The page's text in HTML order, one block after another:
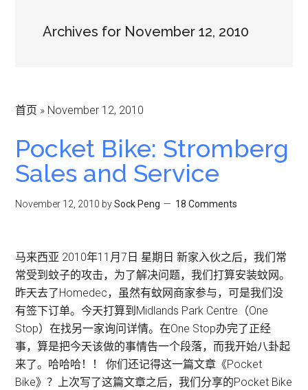
Archives for November 12, 2010
首页 » November 12, 2010
Pocket Bike: Stromberg
Sales and Service
November 12, 2010 bySock Peng 18 Comments
马来西亚 2010年11月7日 星期日 新家入伙之后，我们常
常受到蚊子的攻击，为了解决问题，我们打算安装蚊网。
昨天去了Homedec，虽然有蚊网商家参与，可是我们没
有签下订单。今天打算到Midlands Park Centre（One
Stop）在找另一家询问详情。在One Stop办完了正经
事，算是把今天该做的事情告一个段落，而我开始八卦起
来了。哈哈哈！！ 你们还记得这一篇文章《Pocket
Bike》？上次写了这篇文章之后，我们分享的Pocket Bike